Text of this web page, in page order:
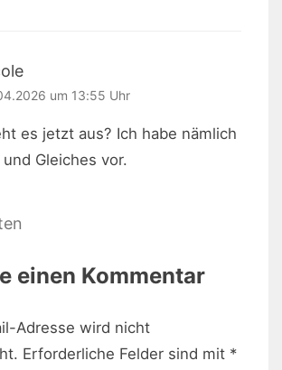
um 13:55 Uhr
es jetzt aus? Ich habe nämlich
Gleiches vor.
einen Kommentar
Adresse wird nicht
Erforderliche Felder sind mit *